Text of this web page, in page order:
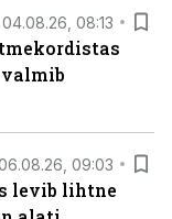
04.08.26, 08:13
09:03
levib lihtne